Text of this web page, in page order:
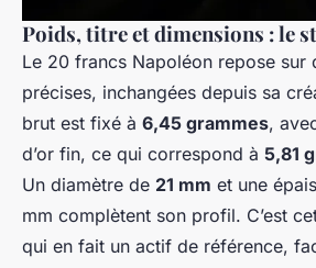
Poids, titre et dimensions : le
Le 20 francs Napoléon repose sur
précises, inchangées depuis sa
brut est fixé à 6,45 grammes,
d’or fin, ce qui correspond à 5,81
Un diamètre de 21 mm et une
mm complètent son profil. C’est
qui en fait un actif de référence,